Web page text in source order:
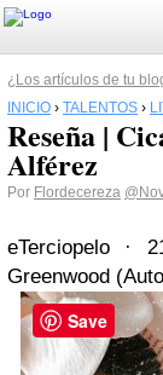
¿Los artículos de tu
INICIO › TALENTOS ›
Reseña |
Alférez
Por Flordecereza
eTerciopelo ·
Greenwood
Save